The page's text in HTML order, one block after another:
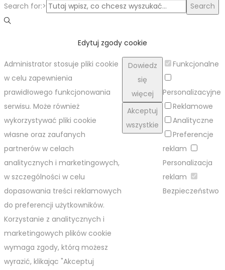
Search for:>
Search
Edytuj zgody cookie
Administrator stosuje pliki cookie
w celu zapewnienia
prawidłowego funkcjonowania
serwisu. Może również
wykorzystywać pliki cookie
własne oraz zaufanych
partnerów w celach
analitycznych i marketingowych,
w szczególności w celu
dopasowania treści reklamowych
do preferencji użytkowników.
Korzystanie z analitycznych i
marketingowych plików cookie
wymaga zgody, którą możesz
wyrazić, klikając "Akceptuj
Dowiedz
się
więcej
Akceptuj
wszystkie
Funkcjonalne
Personalizacyjne
Reklamowe
Analityczne
Preferencje
reklam
Personalizacja
reklam
Bezpieczeństwo